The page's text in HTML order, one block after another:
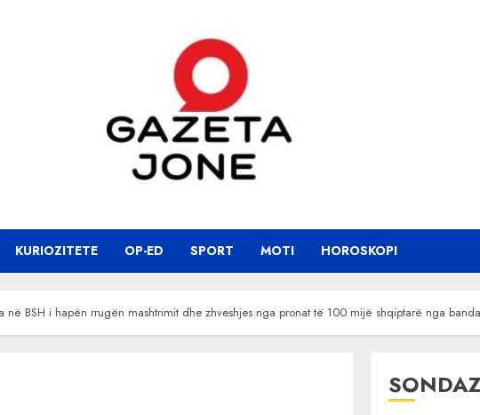
KURIOZITETE OP-ED SPORT MOTI HOROSKOPI
në BSH i hapën rrugën mashtrimit dhe zhveshjes nga pronat të 100 mijë shqiptarë nga